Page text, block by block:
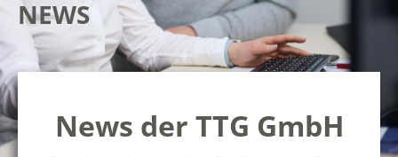
NEWS
News der TTG GmbH